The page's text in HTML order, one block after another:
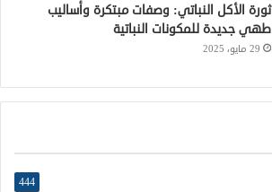
ثورة الأكل النباتي: وصفات مبتكرة وأساليب
طهي جديدة للمكونات النباتية
29 مايو، 2025
444